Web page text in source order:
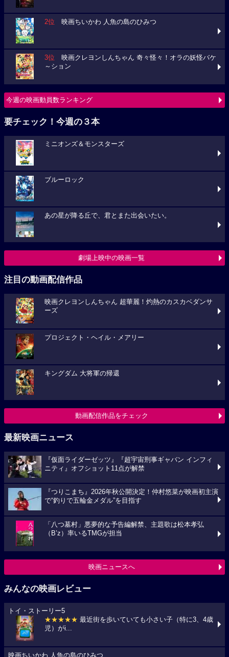
2位 映画ちいかわ 人魚の島のひみつ
3位 映画クレヨンしんちゃん 奇々怪々！オラの妖怪バケ
～ション
今週の映画動員数ランキング
要チェック！今週の３本
ミニオンズ＆モンスターズ
ブルーロック
あの星が降る丘で、君とまた出会いたい。
劇場上映中の映画一覧
注目の動画配信作品
映画クレヨンしんちゃん 超華麗！灼熱のカスカベダンサ
ーズ
プロジェクト・ヘイル・メアリー
キングダム 大将軍の帰還
動画配信作品をチェック
最新映画ニュース
『仮面ライダーゼッツ』『超宇宙刑事ギャバン インフィ
ニティ』オフショット11点が解禁
『つりこまち』2026年秋公開決定！仲村悠菜が映画初主演
で“釣りで五輪金メダル”を目指す
「八つ墓村」悪夢的な予告編解禁、主題歌は松本孝弘
（B’z）率いるTMGが担当
映画ニュースへ
みんなの映画レビュー
トイ・ストーリー5
★★★★★ 最近街を歩いていても小さい子（特に3、4歳
児）がi...
映画ちいかわ 人魚の島のひみつ